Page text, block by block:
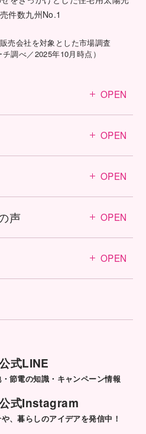
売会社を対象とした市場調査
調べ／2025年10月時点）
式LINE
節電の知識・キャンペーン情報
式Instagram
、暮らしのアイデアを発信中！
OPEN
OPEN
OPEN
声 OPEN
OPEN